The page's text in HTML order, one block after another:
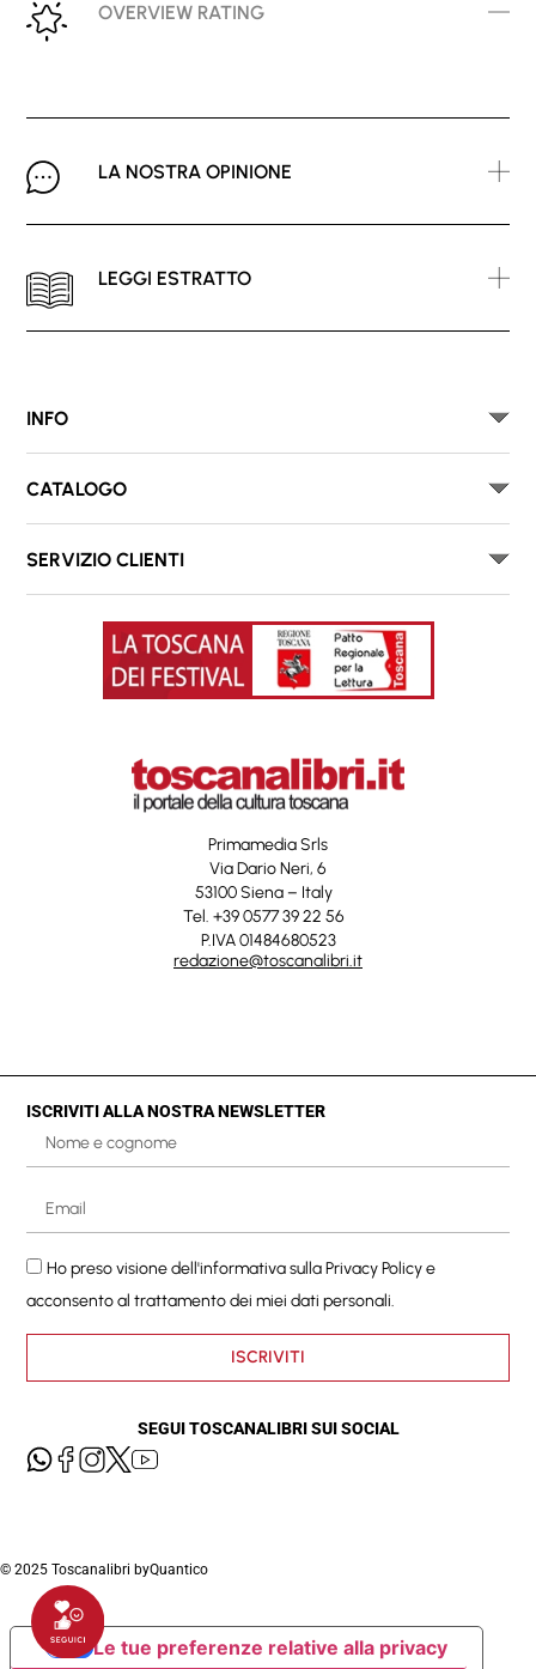
OVERVIEW RATING
LA NOSTRA OPINIONE
LEGGI ESTRATTO
INFO
CATALOGO
SERVIZIO CLIENTI
Primamedia Srls
Via Dario Neri, 6
53100 Siena – Italy
Tel. +39 0577 39 22 56
P.IVA 01484680523
redazione@toscanalibri.it
ISCRIVITI ALLA NOSTRA NEWSLETTER
Ho preso visione dell'informativa sullaPrivacy Policye
acconsento al trattamento dei miei dati personali.
ISCRIVITI
SEGUI TOSCANALIBRI SUI SOCIAL
© 2025 Toscanalibri byQuantico
Le tue preferenze relative alla privacy